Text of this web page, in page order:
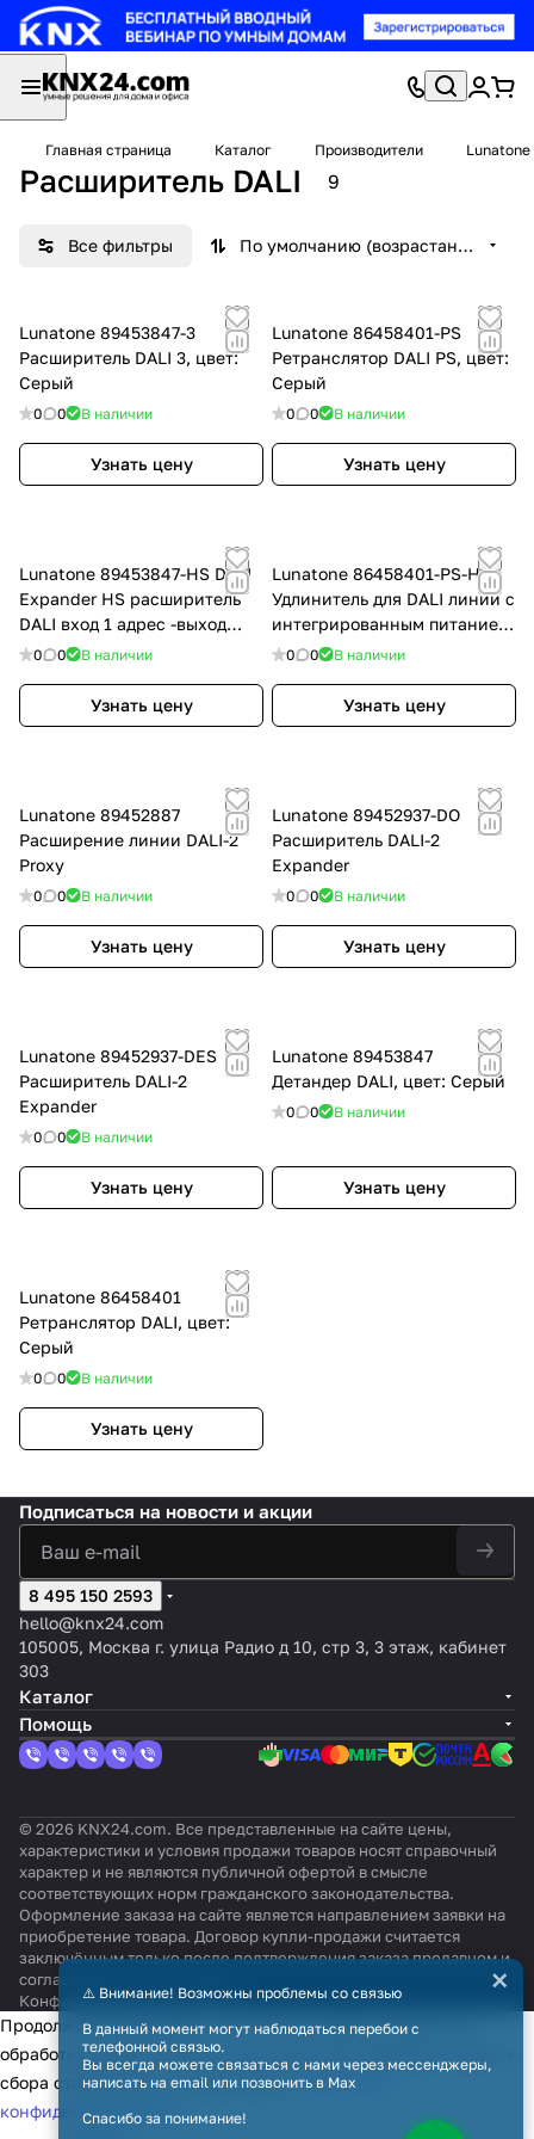
Главная страница Каталог Производители Lunatone
Расширитель DALI 9
Все фильтры По умолчанию (возрастание)
Lunatone 89453847-3
Расширитель DALI 3, цвет:
Серый
0 0 В наличии
Узнать цену
Lunatone 86458401-PS
Ретранслятор DALI PS, цвет:
Серый
0 0 В наличии
Узнать цену
Lunatone 89453847-HS DALI
Expander HS расширитель
DALI вход 1 адрес -выход
широковещательный
0 0 В наличии
Узнать цену
Lunatone 86458401-PS-HS
Удлинитель для DALI линии с
интегрированным питанием
для выхода DALI Repeater PS
0 0 В наличии
Узнать цену
Lunatone 89452887
Расширение линии DALI-2
Proxy
0 0 В наличии
Узнать цену
Lunatone 89452937-DO
Расширитель DALI-2
Expander
0 0 В наличии
Узнать цену
Lunatone 89452937-DES
Расширитель DALI-2
Expander
0 0 В наличии
Узнать цену
Lunatone 89453847
Детандер DALI, цвет: Серый
0 0 В наличии
Узнать цену
Lunatone 86458401
Ретранслятор DALI, цвет:
Серый
0 0 В наличии
Узнать цену
Подписаться на новости и акции
8 495 150 2593
hello@knx24.com
105005, Москва г. улица Радио д 10, стр 3, 3 этаж, кабинет
303
Каталог
Помощь
© 2026 KNX24.com. Все представленные на сайте цены,
характеристики и условия продажи товаров носят справочный
характер и не являются публичной офертой в смысле
соответствующих норм гражданского законодательства.
Оформление заказа на сайте является направлением заявки на
приобретение товара. Договор купли-продажи считается
заключённым только после подтверждения заказа продавцом и
согласования всех условий.
КонфиденциальностьОферта
⚠️ Внимание! Возможны проблемы со связью
В данный момент могут наблюдаться перебои с
телефонной связью.
Вы всегда можете связаться с нами через мессенджеры,
написать на email или позвонить в Max
Спасибо за понимание!
×
Продолжая использовать наш сайт, вы даёте согласие на
обработку файлов cookie в целях функционирования сайта и
сбора статистики в соответствии сполитикой
конфиденциальности